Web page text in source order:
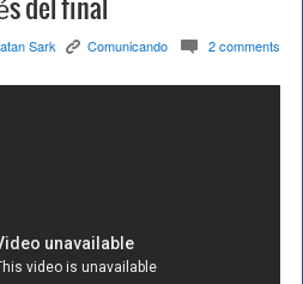
del final
Sark K Comunicando c 2 comments